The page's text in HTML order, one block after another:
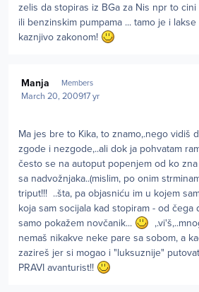
zelis da stopiras iz BGa za Nis npr to cini
ili benzinskim pumpama ... tamo je i
kaznjivo zakonom!
Manja Members
March 20, 200917 yr
Ma jes bre to Kika, to znamo,.nego vidiš
zgode i nezgode,..ali dok ja pohvatam
često se na autoput popenjem od ko
sa nadvožnjaka..(mislim, po onim
triput!!! ..šta, pa objasniću im u kojem
koja sam socijala kad stopiram - od čega
samo pokažem novčanik...
nemaš nikakve neke pare sa sobom, a
zazireš jer si mogao i "luksuznije"
PRAVI avanturist!!